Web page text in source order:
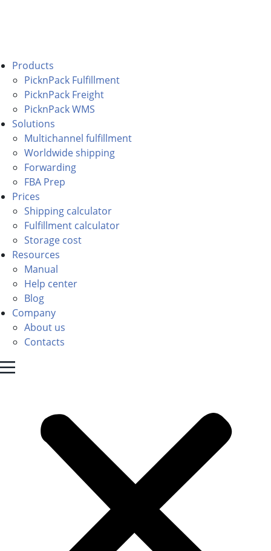
Products
PicknPack Fulfillment
PicknPack Freight
PicknPack WMS
Solutions
Multichannel fulfillment
Worldwide shipping
Forwarding
FBA Prep
Prices
Shipping calculator
Fulfillment calculator
Storage cost
Resources
Manual
Help center
Blog
Company
About us
Contacts